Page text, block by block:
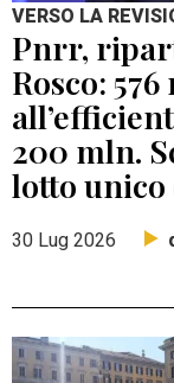
VERSO LA
Pnrr,
Rosco:
200 mln.
lotto
30 Lug 2026